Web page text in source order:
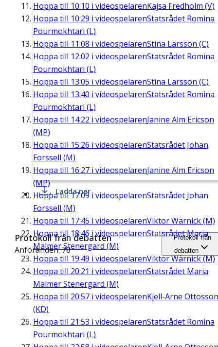
Hoppa till 10:10 i videospelarenKajsa Fredholm (V)
Hoppa till 10:29 i videospelarenStatsrådet Romina
Pourmokhtari (L)
Hoppa till 11:08 i videospelarenStina Larsson (C)
Hoppa till 12:02 i videospelarenStatsrådet Romina
Pourmokhtari (L)
Hoppa till 13:05 i videospelarenStina Larsson (C)
Hoppa till 13:40 i videospelarenStatsrådet Romina
Pourmokhtari (L)
Hoppa till 14:22 i videospelarenJanine Alm Ericson
(MP)
Hoppa till 15:26 i videospelarenStatsrådet Johan
Forssell (M)
Hoppa till 16:27 i videospelarenJanine Alm Ericson
(MP)
Hoppa till17:09 i videospelarenStatsrådet Johan
Forssell (M)
Hoppa till 17:45 i videospelarenViktor Wärnick (M)
Hoppa till 18:46 i videospelarenStatsrådet Maria
Malmer Stenergard (M)
Hoppa till 19:49 i videospelarenViktor Wärnick (M)
Hoppa till 20:21 i videospelarenStatsrådet Maria
Malmer Stenergard (M)
Hoppa till 20:57 i videospelarenKjell-Arne Ottosson
(KD)
Hoppa till 21:53 i videospelarenStatsrådet Romina
Pourmokhtari (L)
Ladda ner
Protokoll från debatten
Anföranden: 78
Protokoll från
debatten